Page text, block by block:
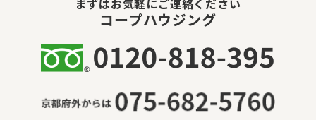
まずはお気軽にご連絡ください
コープハウジング